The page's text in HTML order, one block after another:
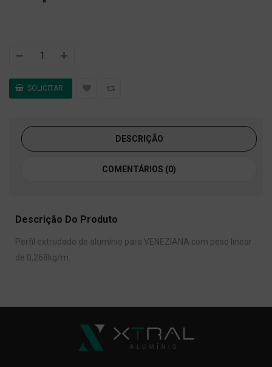
DESCRIÇÃO
COMENTÁRIOS (0)
Descrição Do Produto
Perfil extrudado de alumínio para VENEZIANA com peso linear
de 0,268kg/m.